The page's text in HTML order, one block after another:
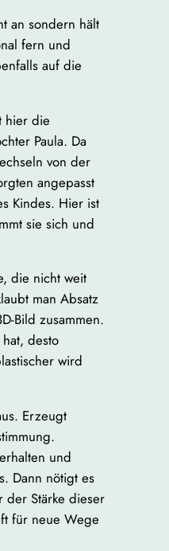
an sondern hält
fern und
auf die
hier die
Paula. Da
von der
angepasst
Kindes. Hier ist
sie sich und
die nicht weit
man Absatz
Bild zusammen.
desto
wird
Erzeugt
und
Dann nötigt es
der Stärke dieser
für neue Wege